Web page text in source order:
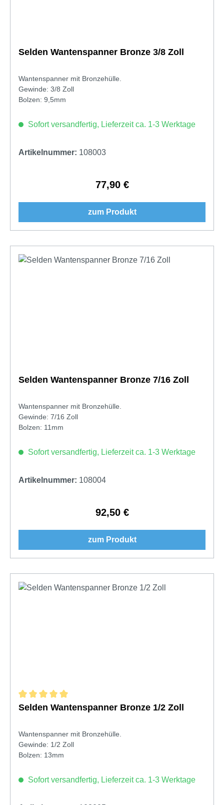
Selden Wantenspanner Bronze 3/8 Zoll
Wantenspanner mit Bronzehülle.
Gewinde: 3/8 Zoll
Bolzen: 9,5mm
Sofort versandfertig, Lieferzeit ca. 1-3 Werktage
Artikelnummer: 108003
Regulärer Preis:
77,90 €
zum Produkt
Selden Wantenspanner Bronze 7/16 Zoll
Wantenspanner mit Bronzehülle.
Gewinde: 7/16 Zoll
Bolzen: 11mm
Sofort versandfertig, Lieferzeit ca. 1-3 Werktage
Artikelnummer: 108004
Regulärer Preis:
92,50 €
zum Produkt
Durchschnittliche Bewertung von 5 von 5 Sternen
Selden Wantenspanner Bronze 1/2 Zoll
Wantenspanner mit Bronzehülle.
Gewinde: 1/2 Zoll
Bolzen: 13mm
Sofort versandfertig, Lieferzeit ca. 1-3 Werktage